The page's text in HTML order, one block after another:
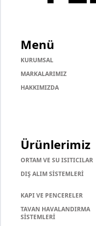
Menü
KURUMSAL
MARKALARIMIZ
HAKKIMIZDA
Ürünlerimiz
ORTAM VE SU ISITICILAR
DIŞ ALIM SİSTEMLERİ
KAPI VE PENCERELER
TAVAN HAVALANDIRMA
SİSTEMLERİ